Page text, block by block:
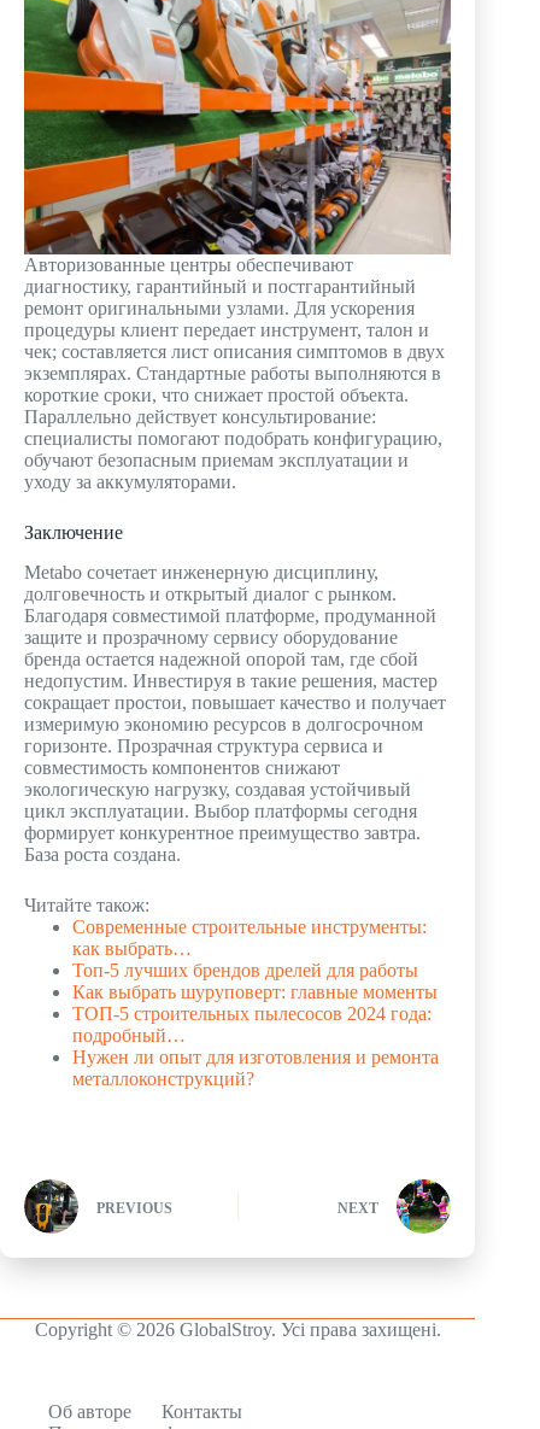
Авторизованные центры обеспечивают
диагностику, гарантийный и постгарантийный
ремонт оригинальными узлами. Для ускорения
процедуры клиент передает инструмент, талон и
чек; составляется лист описания симптомов в двух
экземплярах. Стандартные работы выполняются в
короткие сроки, что снижает простой объекта.
Параллельно действует консультирование:
специалисты помогают подобрать конфигурацию,
обучают безопасным приемам эксплуатации и
уходу за аккумуляторами.
Заключение
Metabo сочетает инженерную дисциплину,
долговечность и открытый диалог с рынком.
Благодаря совместимой платформе, продуманной
защите и прозрачному сервису оборудование
бренда остается надежной опорой там, где сбой
недопустим. Инвестируя в такие решения, мастер
сокращает простои, повышает качество и получает
измеримую экономию ресурсов в долгосрочном
горизонте. Прозрачная структура сервиса и
совместимость компонентов снижают
экологическую нагрузку, создавая устойчивый
цикл эксплуатации. Выбор платформы сегодня
формирует конкурентное преимущество завтра.
База роста создана.
Читайте також:
Современные строительные инструменты:
как выбрать…
Топ-5 лучших брендов дрелей для работы
Как выбрать шуруповерт: главные моменты
ТОП-5 строительных пылесосов 2024 года:
подробный…
Нужен ли опыт для изготовления и ремонта
металлоконструкций?
PREVIOUS NEXT
Copyright © 2026 GlobalStroy. Усі права захищені.
Об авторе
Контакты